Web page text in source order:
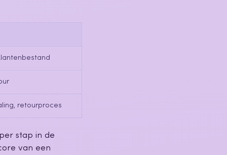
retourproces
stap in de
van een